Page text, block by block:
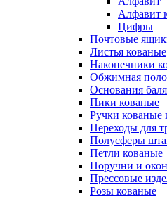
Алфавит
Цифры
Почтовые
Листья кованые
Наконечники
Обжимная
Основания
Пики кованые
Ручки кованые
Переходы для
Полусферы
Петли кованые
Поручни и
Прессовые
Розы кованые